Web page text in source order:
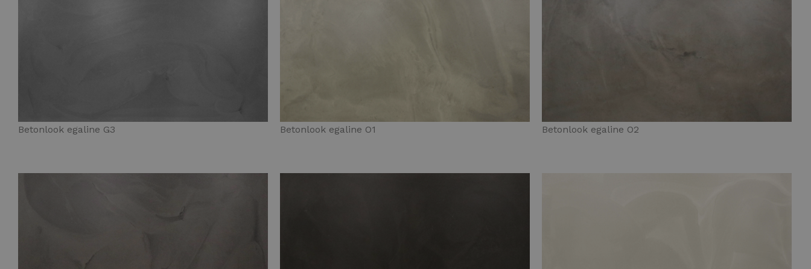
Betonlook egaline G3 Betonlook egaline O1 Betonlook egaline O2